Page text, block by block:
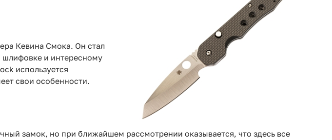
Кевина Смока. Он стал
шлифовке и интересному
используется
свои особенности.
замок, но при ближайшем рассмотрении оказывается, что здесь все